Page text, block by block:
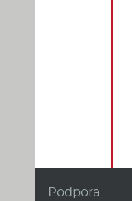
Podpora